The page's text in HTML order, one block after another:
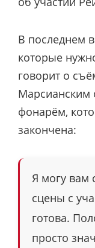
В последнем
которые
говорит о
Марсианским
фонарём,
закончена:
Я могу вам
сцены с
готова.
просто